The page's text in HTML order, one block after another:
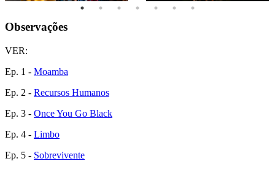
Observações
VER:
Ep. 1 - Moamba
Ep. 2 - Recursos Humanos
Ep. 3 - Once You Go Black
Ep. 4 - Limbo
Ep. 5 - Sobrevivente